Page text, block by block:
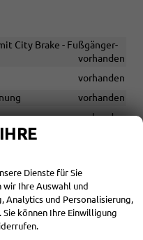
City Brake - Fußgänger-
vorhanden
vorhanden
vorhanden
vorhanden
vorn, Center-Airbag
vorhanden
den äußeren Rücksitzen
vorhanden
Dienste für Sie
Ihre Auswahl und
Analytics und Personalisierung,
Sie können Ihre Einwilligung